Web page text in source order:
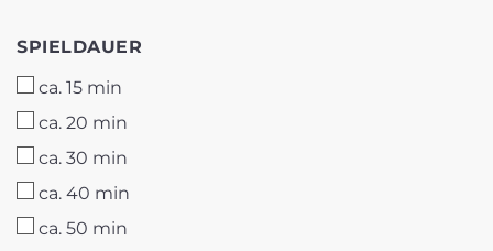
SPIELDAUER
SPIELDAUER
ca. 15 min
ca. 20 min
ca. 30 min
ca. 40 min
ca. 50 min